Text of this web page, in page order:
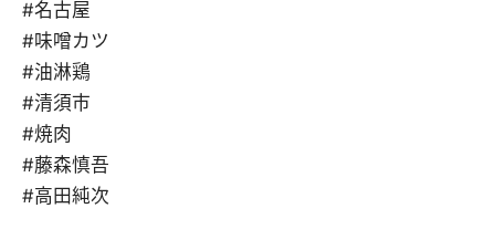
#名古屋
#味噌カツ
#油淋鶏
#清須市
#焼肉
#藤森慎吾
#高田純次